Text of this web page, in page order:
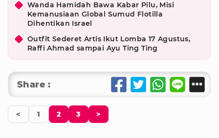
Wanda Hamidah Bawa Kabar Pilu, Misi
Kemanusiaan Global Sumud Flotilla
Dihentikan Israel
Outfit Sederet Artis Ikut Lomba 17 Agustus,
Raffi Ahmad sampai Ayu Ting Ting
Share :
< 1 2 3 >